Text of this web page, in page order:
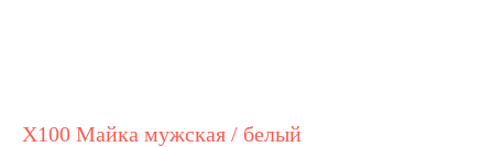
Х100 Майка мужская / белый